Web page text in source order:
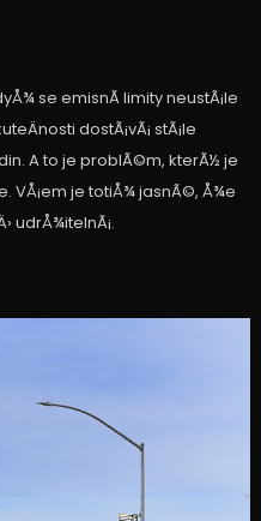
se emisnÃ­ limity neustÃ¡le
dostÃ¡vÃ¡ stÃ¡le
A to je problÃ©m, kterÃ½ je
VÅ¡em je totiÅ¾ jasnÃ©, Å¾e
udrÅ¾itelnÃ¡.